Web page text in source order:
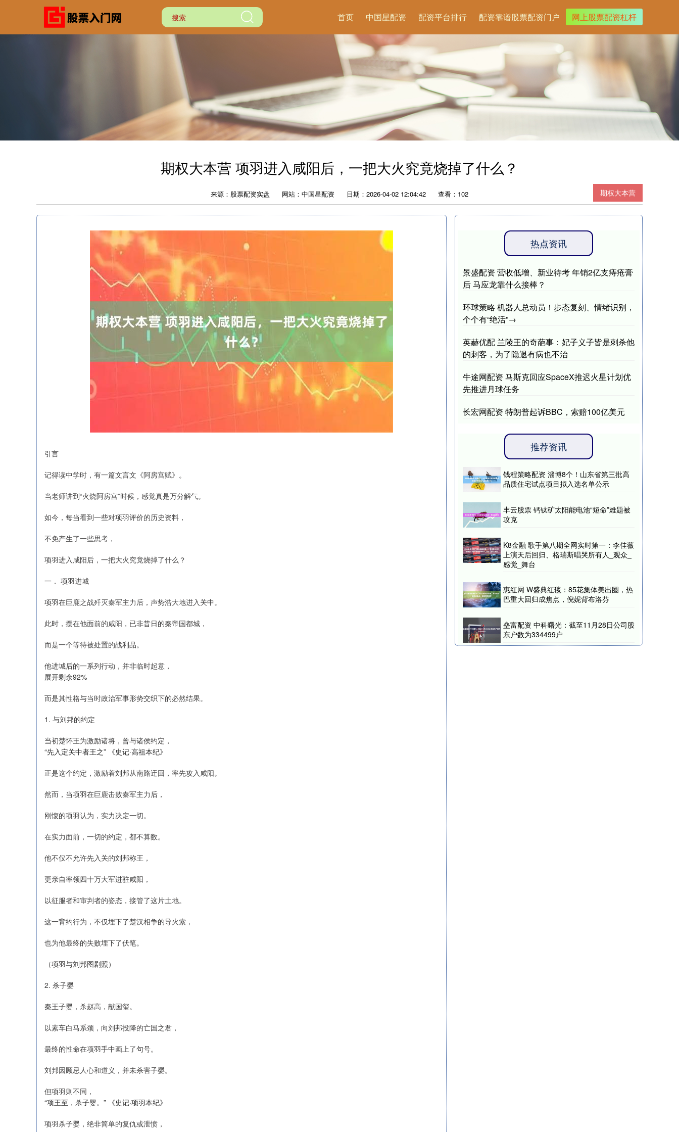
首页 中国星配资 配资平台排行 配资靠谱股票配资门户 网上股票配资杠杆
期权大本营 项羽进入咸阳后，一把大火究竟烧掉了什么？
期权大本营
来源：股票配资实盘 网站：中国星配资 日期：2026-04-02 12:04:42 查看：102
引言
记得读中学时，有一篇文言文《阿房宫赋》。
当老师讲到“火烧阿房宫”时候，感觉真是万分解气。
如今，每当看到一些对项羽评价的历史资料，
不免产生了一些思考，
项羽进入咸阳后，一把大火究竟烧掉了什么？
一． 项羽进城
项羽在巨鹿之战歼灭秦军主力后，声势浩大地进入关中。
此时，摆在他面前的咸阳，已非昔日的秦帝国都城，
而是一个等待被处置的战利品。
他进城后的一系列行动，并非临时起意，
展开剩余92%
而是其性格与当时政治军事形势交织下的必然结果。
1. 与刘邦的约定
当初楚怀王为激励诸将，曾与诸侯约定，
“先入定关中者王之” 《史记·高祖本纪》
正是这个约定，激励着刘邦从南路迂回，率先攻入咸阳。
然而，当项羽在巨鹿击败秦军主力后，
刚愎的项羽认为，实力决定一切。
在实力面前，一切的约定，都不算数。
他不仅不允许先入关的刘邦称王，
更亲自率领四十万大军进驻咸阳，
以征服者和审判者的姿态，接管了这片土地。
这一背约行为，不仅埋下了楚汉相争的导火索，
也为他最终的失败埋下了伏笔。
（项羽与刘邦图剧照）
2. 杀子婴
秦王子婴，杀赵高，献国玺。
以素车白马系颈，向刘邦投降的亡国之君，
最终的性命在项羽手中画上了句号。
刘邦因顾忌人心和道义，并未杀害子婴。
但项羽则不同，
“项王至，杀子婴。” 《史记·项羽本纪》
项羽杀子婴，绝非简单的复仇或泄愤，
热点资讯
景盛配资 营收低增、新业待考 年销2亿支痔疮膏
后 马应龙靠什么接棒？
环球策略 机器人总动员！步态复刻、情绪识别，
个个有“绝活”→
英赫优配 兰陵王的奇葩事：妃子义子皆是刺杀他
的刺客，为了隐退有病也不治
牛途网配资 马斯克回应SpaceX推迟火星计划优
先推进月球任务
长宏网配资 特朗普起诉BBC，索赔100亿美元
推荐资讯
钱程策略配资 淄博8个！山东省第三批高
品质住宅试点项目拟入选名单公示
丰云股票 钙钛矿太阳能电池“短命”难题被
攻克
K8金融 歌手第八期全网实时第一：李佳薇
上演天后回归、格瑞斯唱哭所有人_观众_
感觉_舞台
惠红网 W盛典红毯：85花集体美出圈，热
巴重大回归成焦点，倪妮背布洛芬
垒富配资 中科曙光：截至11月28日公司股
东户数为334499户